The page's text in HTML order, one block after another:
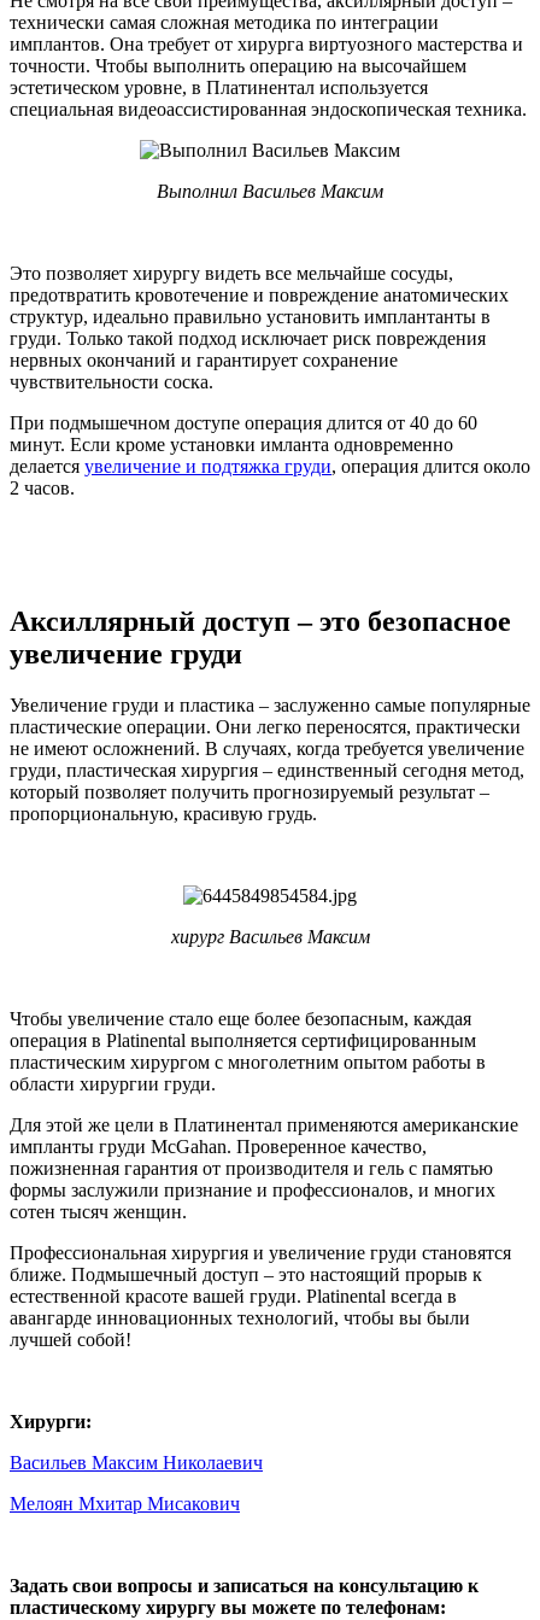
технически самая сложная методика по интеграции
имплантов. Она требует от хирурга виртуозного мастерства и
точности. Чтобы выполнить операцию на высочайшем
эстетическом уровне, в Платинентал используется
специальная видеоассистированная эндоскопическая техника.
Выполнил Васильев Максим
Это позволяет хирургу видеть все мельчайше сосуды,
предотвратить кровотечение и повреждение анатомических
структур, идеально правильно установить имплантанты в
груди. Только такой подход исключает риск повреждения
нервных окончаний и гарантирует сохранение
чувствительности соска.
При подмышечном доступе операция длится от 40 до 60
минут. Если кроме установки имланта одновременно
делается увеличение и подтяжка груди, операция длится около
2 часов.
Аксиллярный доступ – это безопасное
увеличение груди
Увеличение груди и пластика – заслуженно самые популярные
пластические операции. Они легко переносятся, практически
не имеют осложнений. В случаях, когда требуется увеличение
груди, пластическая хирургия – единственный сегодня метод,
который позволяет получить прогнозируемый результат –
пропорциональную, красивую грудь.
хирург Васильев Максим
Чтобы увеличение стало еще более безопасным, каждая
операция в Platinental выполняется сертифицированным
пластическим хирургом с многолетним опытом работы в
области хирургии груди.
Для этой же цели в Платинентал применяются американские
импланты груди McGahan. Проверенное качество,
пожизненная гарантия от производителя и гель с памятью
формы заслужили признание и профессионалов, и многих
сотен тысяч женщин.
Профессиональная хирургия и увеличение груди становятся
ближе. Подмышечный доступ – это настоящий прорыв к
естественной красоте вашей груди. Platinental всегда в
авангарде инновационных технологий, чтобы вы были
лучшей собой!
Хирурги:
Васильев Максим Николаевич
Мелоян Мхитар Мисакович
Задать свои вопросы и записаться на консультацию к
пластическому хирургу вы можете по телефонам: